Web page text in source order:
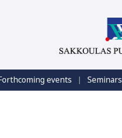
events | Seminars